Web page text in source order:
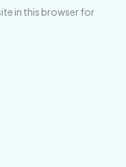
in this browser for